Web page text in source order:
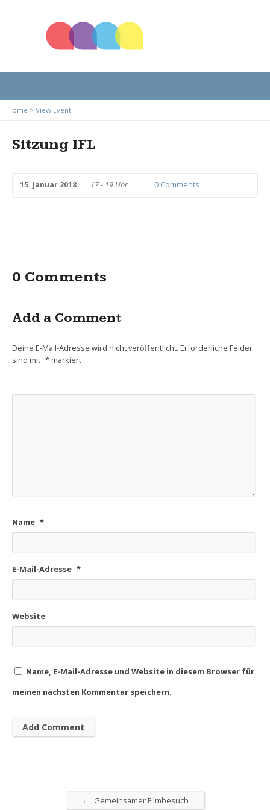
Home > View Event
Sitzung IFL
15. Januar 2018 17 - 19 Uhr 0 Comments
0 Comments
Add a Comment
Deine E-Mail-Adresse wird nicht veröffentlicht. Erforderliche Felder
sind mit *markiert
Name *
E-Mail-Adresse *
Website
Name, E-Mail-Adresse und Website in diesem Browser für
meinen nächsten Kommentar speichern.
← Gemeinsamer Filmbesuch